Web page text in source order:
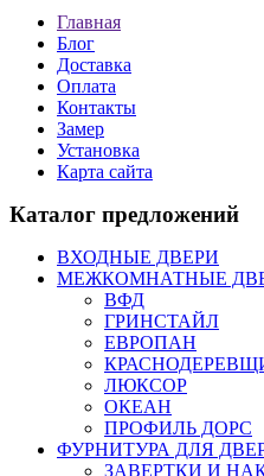
Главная
Блог
Доставка
Оплата
Контакты
Замер
Установка
Карта сайта
Каталог предложений
ВХОДНЫЕ ДВЕРИ
МЕЖКОМНАТНЫЕ
ВФД
ГРИНСТАЙЛ
ЕВРОПАН
ЛЮКСОР
ОКЕАН
ПРОФИЛЬ ДОРС
ФУРНИТУРА ДЛЯ
ЗАВЕРТКИ И